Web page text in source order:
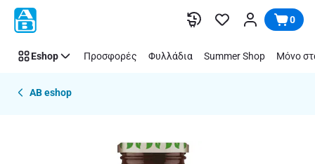
Παράλειψη 0
Eshop Προσφορές Φυλλάδια Summer Shop Μόνο
AB eshop